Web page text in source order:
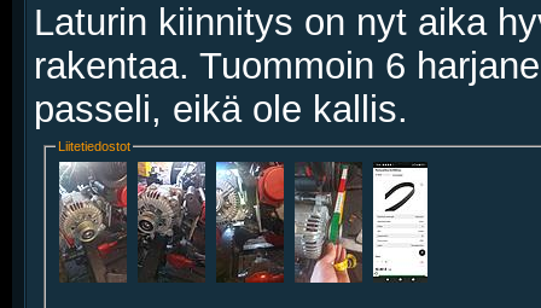
Laturin kiinnitys on nyt aika
rakentaa. Tuommoin 6
passeli, eikä ole kallis.
Liitetiedostot